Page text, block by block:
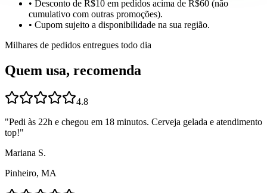
• Desconto de R$10 em pedidos acima de R$60 (não
cumulativo com outras promoções).
• Cupom sujeito a disponibilidade na sua região.
Milhares de pedidos entregues todo dia
Quem usa, recomenda
4.8
"Pedi às 22h e chegou em 18 minutos. Cerveja gelada e atendimento
top!"
Mariana S.
Pinheiro, MA